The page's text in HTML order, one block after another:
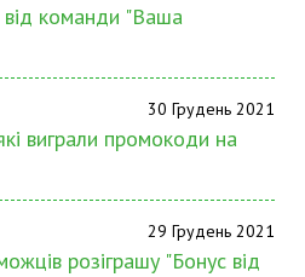
від команди "Ваша
30 Грудень 2021
виграли промокоди на
29 Грудень 2021
розіграшу "Бонус від